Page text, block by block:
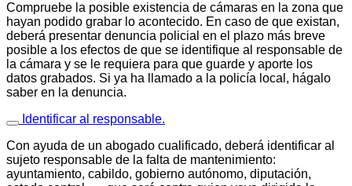
Compruebe la posible existencia de cámaras en la zona que
hayan podido grabar lo acontecido. En caso de que existan,
deberá presentar denuncia policial en el plazo más breve
posible a los efectos de que se identifique al responsable de
la cámara y se le requiera para que guarde y aporte los
datos grabados. Si ya ha llamado a la policía local, hágalo
saber en la denuncia.
Identificar al responsable.
Con ayuda de un abogado cualificado, deberá identificar al
sujeto responsable de la falta de mantenimiento:
ayuntamiento, cabildo, gobierno autónomo, diputación,